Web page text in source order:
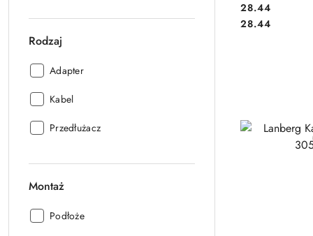
Rodzaj
Rodzaj:
Adapter
Rodzaj:
Kabel
Rodzaj:
Przedłużacz
Montaż
Montaż:
Podłoże
Cena:
28.44
Cena:
28.44